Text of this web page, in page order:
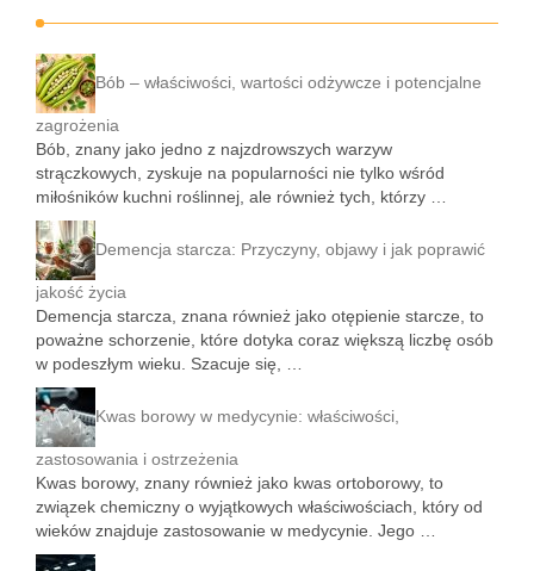
Bób – właściwości, wartości odżywcze i potencjalne
zagrożenia
Bób, znany jako jedno z najzdrowszych warzyw
strączkowych, zyskuje na popularności nie tylko wśród
miłośników kuchni roślinnej, ale również tych, którzy …
Demencja starcza: Przyczyny, objawy i jak poprawić
jakość życia
Demencja starcza, znana również jako otępienie starcze, to
poważne schorzenie, które dotyka coraz większą liczbę osób
w podeszłym wieku. Szacuje się, …
Kwas borowy w medycynie: właściwości,
zastosowania i ostrzeżenia
Kwas borowy, znany również jako kwas ortoborowy, to
związek chemiczny o wyjątkowych właściwościach, który od
wieków znajduje zastosowanie w medycynie. Jego …